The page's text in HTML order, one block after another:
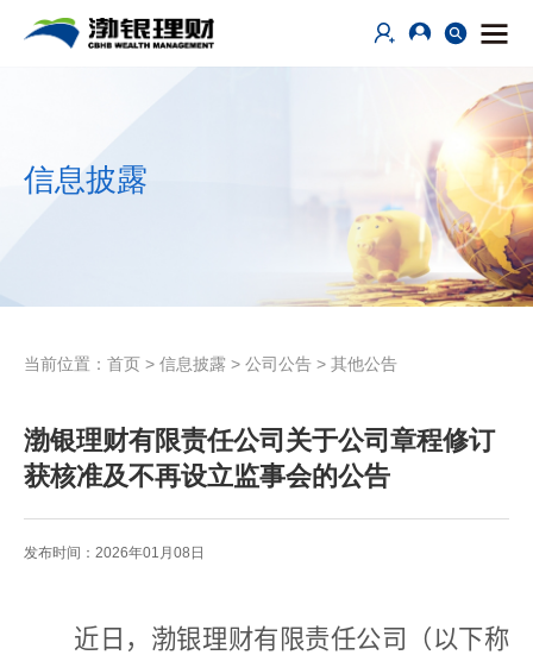
信息披露
当前位置： 首页 > 信息披露 > 公司公告 > 其他公告
渤银理财有限责任公司关于公司章程修订
获核准及不再设立监事会的公告
发布时间：2026年01月08日
近日，渤银理财有限责任公司（以下称